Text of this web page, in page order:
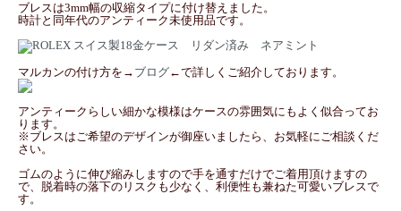
ブレスは3mm幅の収縮タイプに付け替えました。
時計と同年代のアンティーク未使用品です。
マルカンの付け方を→ ブログ←で詳しくご紹介しております。
アンティークらしい細かな模様はケースの雰囲気にもよく似合ってお
ります。
※ブレスはご希望のデザインが御座いましたら、お気軽にご相談くだ
さい。
ゴムのように伸び縮みしますので手を通すだけでご着用頂けますの
で、脱着時の落下のリスクも少なく、利便性も兼ねた可愛いブレスで
す。